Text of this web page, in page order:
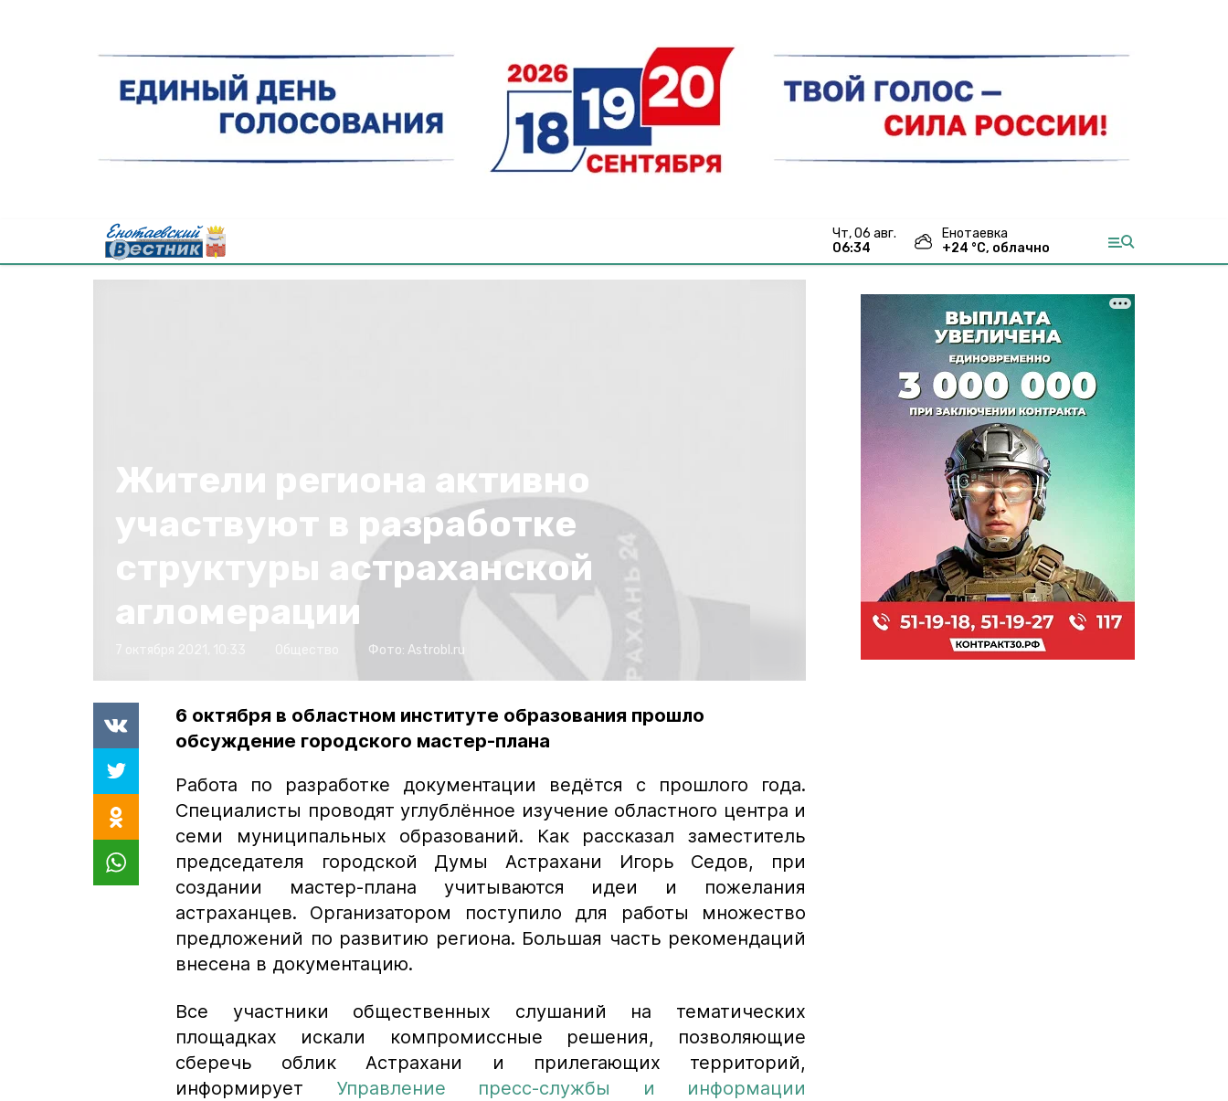
чт, 06 авг.
06:34
Енотаевка
+24 °С, облачно
Жители региона активно
участвуют в разработке
структуры астраханской
агломерации
Фото: Astrobl.ru
6 октября в областном институте образования прошло
обсуждение городского мастер-плана
Работа по разработке документации ведётся с прошлого года.
Специалисты проводят углублённое изучение областного центра и
семи муниципальных образований. Как рассказал заместитель
председателя городской Думы Астрахани Игорь Седов, при
создании мастер-плана учитываются идеи и пожелания
астраханцев. Организатором поступило для работы множество
предложений по развитию региона. Большая часть рекомендаций
внесена в документацию.
Все участники общественных слушаний на тематических
площадках искали компромиссные решения, позволяющие
сберечь облик Астрахани и прилегающих территорий,
информирует Управление пресс-службы и информации